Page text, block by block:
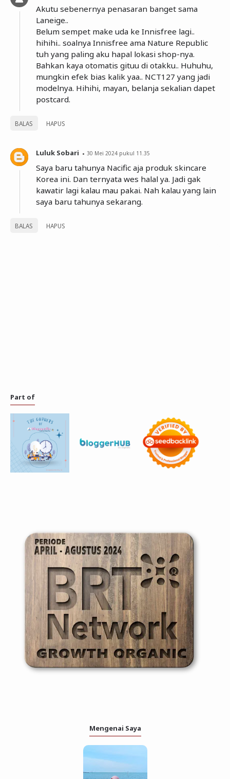
Akutu sebenernya penasaran banget sama
Laneige..
Belum sempet make uda ke Innisfree lagi..
hihihi.. soalnya Innisfree ama Nature Republic
tuh yang paling aku hapal lokasi shop-nya.
Bahkan kaya otomatis gituu di otakku.. Huhuhu,
mungkin efek bias kalik yaa.. NCT127 yang jadi
modelnya. Hihihi, mayan, belanja sekalian dapet
postcard.
BALAS HAPUS
Luluk Sobari 30 Mei 2024 pukul 11.35
Saya baru tahunya Nacific aja produk skincare
Korea ini. Dan ternyata wes halal ya. Jadi gak
kawatir lagi kalau mau pakai. Nah kalau yang lain
saya baru tahunya sekarang.
BALAS HAPUS
Part of
Mengenai Saya